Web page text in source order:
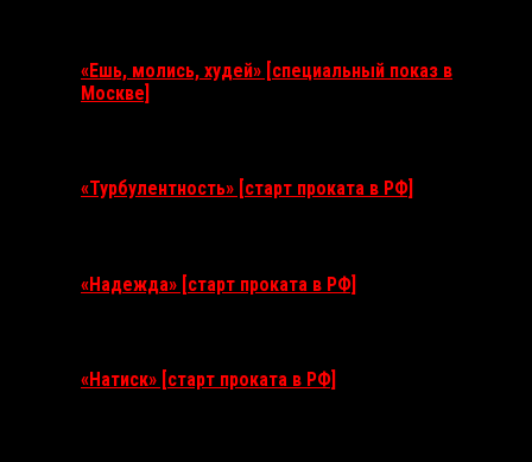
«Ешь, молись, худей» [специальный показ в
Москве]
«Турбулентность» [старт проката в РФ]
«Надежда» [старт проката в РФ]
«Натиск» [старт проката в РФ]